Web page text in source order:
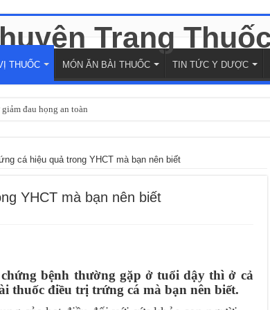
THUỐC MÓN ĂN BÀI THUỐC TIN TỨC Y DƯỢC
đau họng an toàn
đến hiện đại
Đến Ứng Dụng Dược Liệu
đề sức khỏe
dụng y học hiện đại
nghẹt mũi nhanh chóng
cá hiệu quả trong YHCT mà bạn nên biết
YHCT mà bạn nên biết
bệnh thường gặp ở tuổi dậy thì ở cả
thuốc điều trị trứng cá mà bạn nên biết.